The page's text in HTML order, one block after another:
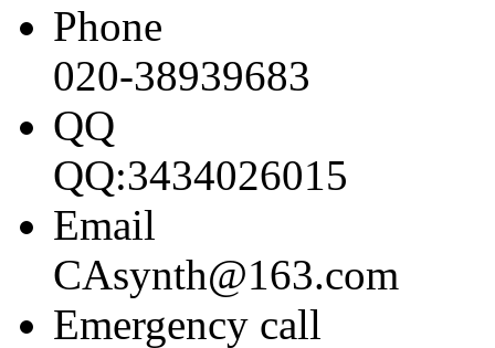
Phone
020-38939683
QQ
QQ:3434026015
Email
CAsynth@163.com
Emergency call